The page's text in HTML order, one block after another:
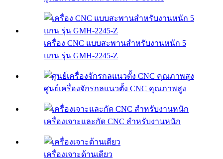
เครื่อง CNC แบบสะพานสำหรับงานหนัก 5
แกน รุ่น GMH-2245-Z
ศูนย์เครื่องจักรกลแนวตั้ง CNC คุณภาพสูง
เครื่องเจาะและกัด CNC สำหรับงานหนัก
เครื่องเจาะด้านเดียว